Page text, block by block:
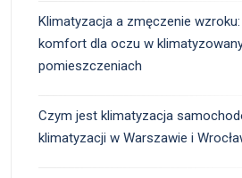
Klimatyzacja a zmęczenie
komfort dla oczu w
pomieszczeniach
Czym jest klimatyzacja
klimatyzacji w Warszawie i